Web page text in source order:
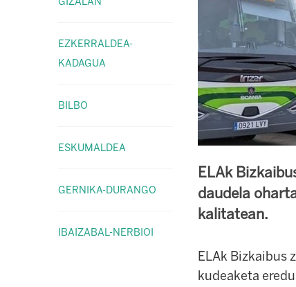
EZKERRALDEA-
KADAGUA
BILBO
ESKUMALDEA
GERNIKA-DURANGO
IBAIZABAL-NERBIOI
ELAk
daudela
kalitatean.
ELAk Bizkaibus
kudeaketa